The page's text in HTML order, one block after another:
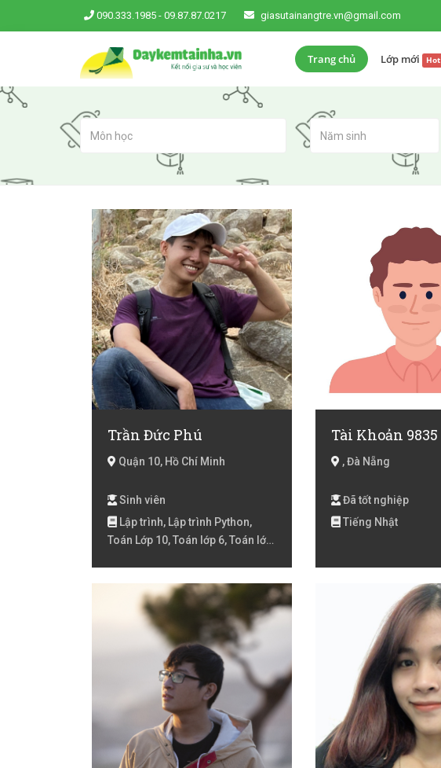
090.333.1985 - 09.87.87.0217 giasutainangtre.vn@gmail.com
Trang chủ Lớp mới Hot
Trần Đức Phú
Quận 10, Hồ Chí Minh
Sinh viên
Lập trình, Lập trình Python,
Toán Lớp 10, Toán lớp 6, Toán lớp
Tài Khoản 9835
, Đà Nẵng
Đã tốt nghiệp
Tiếng Nhật